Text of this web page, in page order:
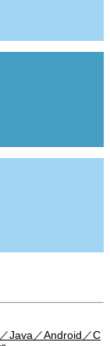
Java／Android／C